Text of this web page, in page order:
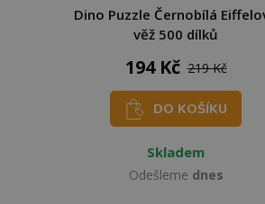
Dino Puzzle Černobílá
věž 500 dílků
194 Kč 219 Kč
DO KOŠÍKU
Skladem
Odešleme dnes